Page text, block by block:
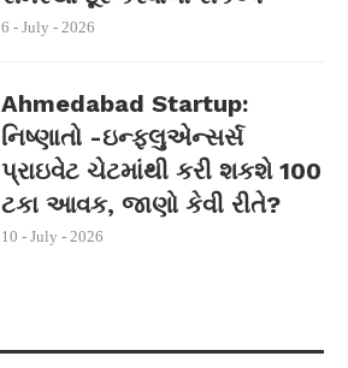
6 - July - 2026
Ahmedabad Startup:
નિષ્ણાતો -ઇન્ફ્લુએન્સર્સ
પ્રાઇવેટ ચેટમાંથી કરી શકશે 100
ટકા આવક, જાણો કેવી રીતે?
10 - July - 2026